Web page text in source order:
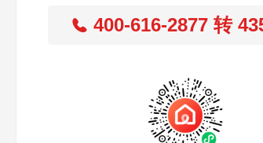
 400-616-2877 转